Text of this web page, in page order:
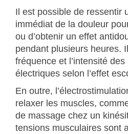
Il est possible de ressentir
immédiat de la douleur
ou d’obtenir un effet
pendant plusieurs heures.
fréquence et l’intensité
électriques selon l’effet
En outre,
relaxer les muscles,
de massage chez un
tensions musculaires sont